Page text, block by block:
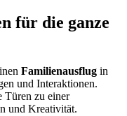
für die ganze
Familienausflug in
und Interaktionen.
Türen zu einer
und Kreativität.